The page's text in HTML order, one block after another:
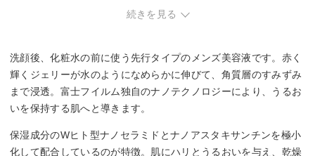
続きを見る
洗顔後、化粧水の前に使う先行タイプのメンズ美容液です。赤く
輝くジェリーが水のようになめらかに伸びて、角質層のすみずみ
まで浸透。富士フイルム独自のナノテクノロジーにより、うるお
いを保持する肌へと導きます。
保湿成分のWヒト型ナノセラミドとナノアスタキサンチンを極小
化して配合しているのが特徴。肌にハリとうるおいを与え、乾燥